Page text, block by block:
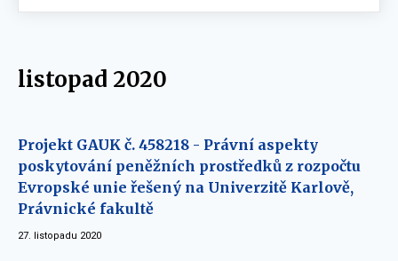
listopad 2020
Projekt GAUK č. 458218 - Právní aspekty
poskytování peněžních prostředků z rozpočtu
Evropské unie řešený na Univerzitě Karlově,
Právnické fakultě
27. listopadu 2020